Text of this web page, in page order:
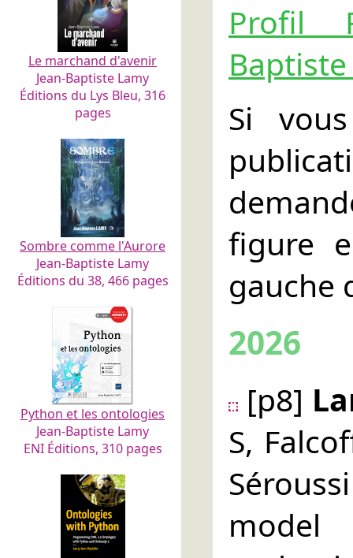
Le marchand d'avenir
Jean-Baptiste Lamy
Éditions du Lys Bleu, 316
pages
Sombre comme l'Aurore
Jean-Baptiste Lamy
Éditions du 38, 466 pages
Python et les ontologies
Jean-Baptiste Lamy
ENI Éditions, 310 pages
Profil
Si
figure
gauche
2026
[p8]
S,